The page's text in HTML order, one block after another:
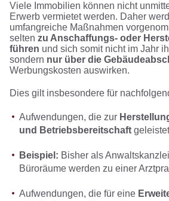
Viele Immobilien können nicht
Erwerb vermietet werden. Daher
umfangreiche Maßnahmen
selten zu Anschaffungs- oder
führen und sich somit nicht im Jahr
sondern nur über die
Werbungskosten auswirken.
Dies gilt insbesondere für
Aufwendungen, die zur
und Betriebsbereitschaft
Beispiel: Bisher als
Büroräume werden zu einer
Aufwendungen, die für eine